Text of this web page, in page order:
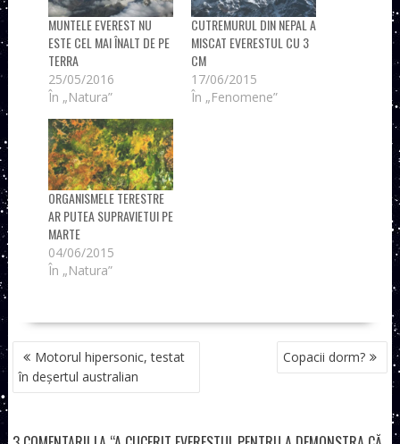
MUNTELE EVEREST NU
ESTE CEL MAI ÎNALT DE PE
TERRA
25/05/2016
În „Natura”
CUTREMURUL DIN NEPAL A
MISCAT EVERESTUL CU 3
CM
17/06/2015
În „Fenomene”
ORGANISMELE TERESTRE
AR PUTEA SUPRAVIETUI PE
MARTE
04/06/2015
În „Natura”
NAVIGARE
ÎN
ARTICOLE
Motorul hipersonic, testat
în deșertul australian
Copacii dorm?